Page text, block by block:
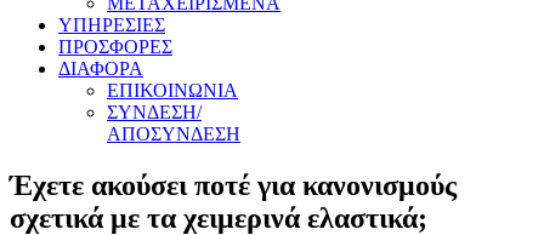
ΥΠΗΡΕΣΙΕΣ
ΠΡΟΣΦΟΡΕΣ
ΔΙΑΦΟΡΑ
ΕΠΙΚΟΙΝΩΝΙΑ
ΣΥΝΔΕΣΗ/
ΑΠΟΣΥΝΔΕΣΗ
Έχετε ακούσει ποτέ για κανονισμούς
σχετικά με τα χειμερινά ελαστικά;